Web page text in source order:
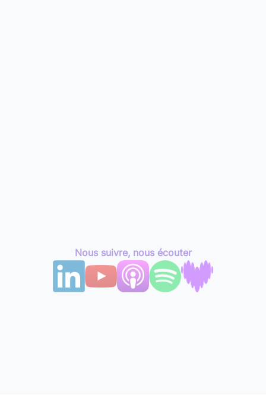
Nous suivre, nous écouter